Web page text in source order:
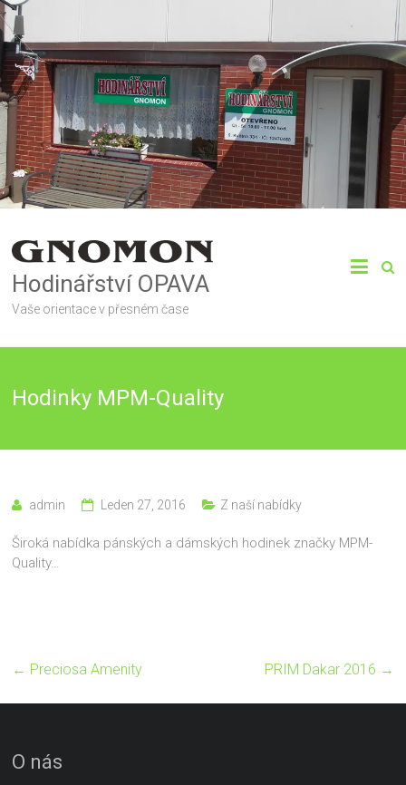
Hodinářství OPAVA
Vaše orientace v přesném čase
Hodinky MPM-Quality
admin Leden 27, 2016 Z naší nabídky
Široká nabídka pánských a dámských hodinek značky MPM-
Quality…
← Preciosa Amenity PRIM Dakar 2016 →
O nás